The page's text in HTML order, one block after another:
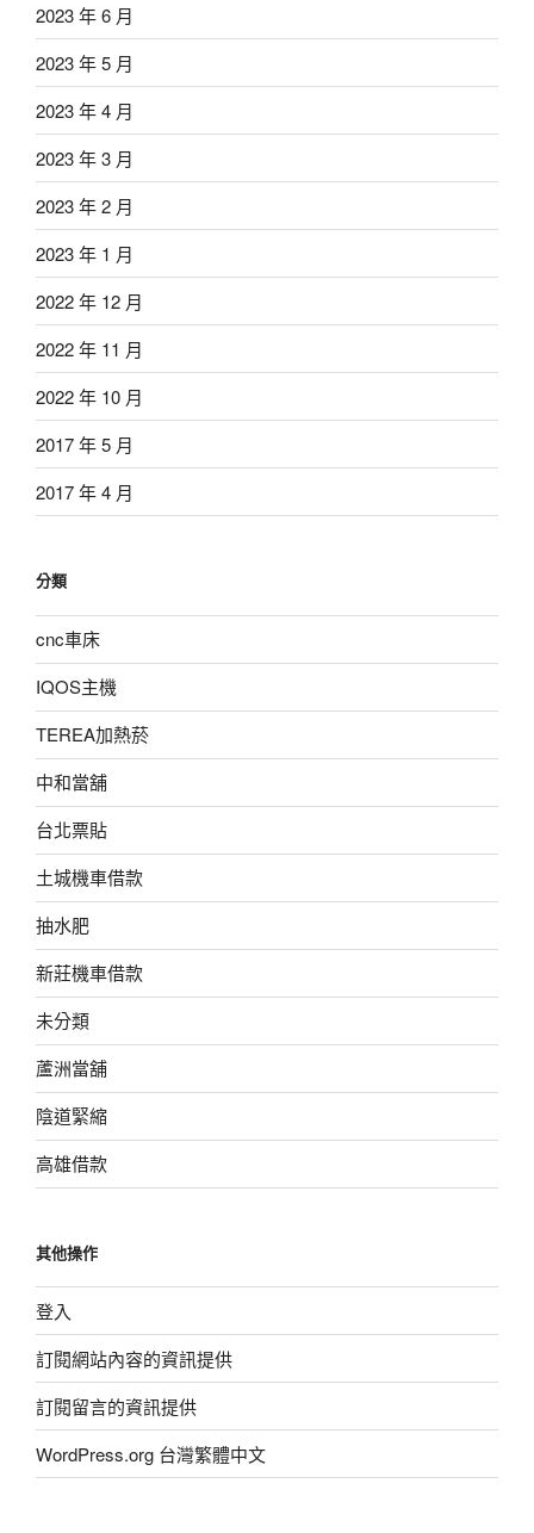
2023 年 6 月
2023 年 5 月
2023 年 4 月
2023 年 3 月
2023 年 2 月
2023 年 1 月
2022 年 12 月
2022 年 11 月
2022 年 10 月
2017 年 5 月
2017 年 4 月
分類
cnc車床
IQOS主機
TEREA加熱菸
中和當舖
台北票貼
土城機車借款
抽水肥
新莊機車借款
未分類
蘆洲當舖
陰道緊縮
高雄借款
其他操作
登入
訂閱網站內容的資訊提供
訂閱留言的資訊提供
WordPress.org 台灣繁體中文